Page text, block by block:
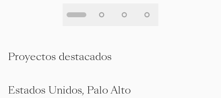
Proyectos destacados
Estados Unidos, Palo Alto